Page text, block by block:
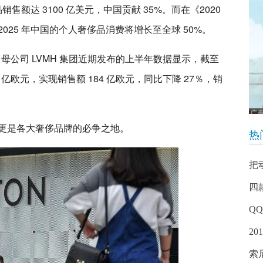
售额达 3100 亿美元，中国贡献 35%。而在《2020
年中国的个人奢侈品消费将增长至全球 50%。
公司 LVMH 集团近期发布的上半年数据显示，截至
欧元，实现销售额 184 亿欧元，同比下降 27％，销
各大奢侈品牌的必争之地。
热
把
四
索